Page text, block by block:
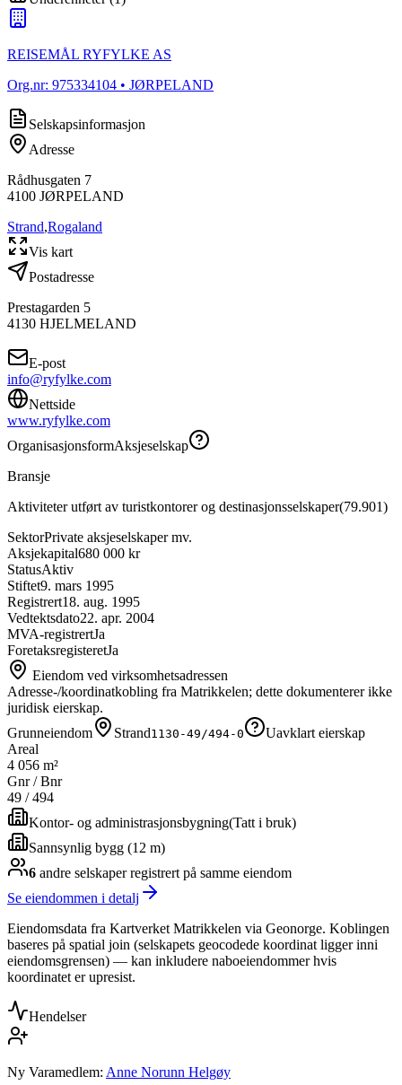
REISEMÅL RYFYLKE AS
Org.nr: 975334104 • JØRPELAND
Selskapsinformasjon
Adresse
Rådhusgaten 7
4100 JØRPELAND
Strand,Rogaland
Vis kart
Postadresse
Prestagarden 5
4130 HJELMELAND
E-post
info@ryfylke.com
Nettside
www.ryfylke.com
OrganisasjonsformAksjeselskap
Bransje
Aktiviteter utført av turistkontorer og destinasjonsselskaper(79.901)
SektorPrivate aksjeselskaper mv.
Aksjekapital680 000 kr
StatusAktiv
Stiftet9. mars 1995
Registrert18. aug. 1995
Vedtektsdato22. apr. 2004
MVA-registrertJa
ForetaksregisteretJa
Eiendom ved virksomhetsadressen
Adresse-/koordinatkobling fra Matrikkelen; dette dokumenterer ikke
juridisk eierskap.
Grunneiendom
Strand1130-49/494-0
Uavklart eierskap
Areal
4 056 m²
Gnr / Bnr
49 /494
Kontor- og administrasjonsbygning(Tatt i bruk)
Sannsynlig bygg (12 m)
6 andre selskaperregistrert på samme eiendom
Se eiendommen i detalj
Eiendomsdata fra Kartverket Matrikkelen via Geonorge. Koblingen
baseres på spatial join (selskapets geocodede koordinat ligger inni
eiendomsgrensen) — kan inkludere naboeiendommer hvis
koordinatet er upresist.
Hendelser
Ny Varamedlem: Anne Norunn Helgøy